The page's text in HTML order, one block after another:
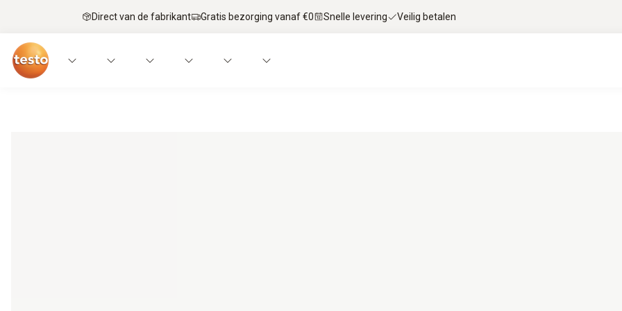
Direct van de fabrikant Gratis bezorging vanaf €0 Snelle levering Veilig betalen